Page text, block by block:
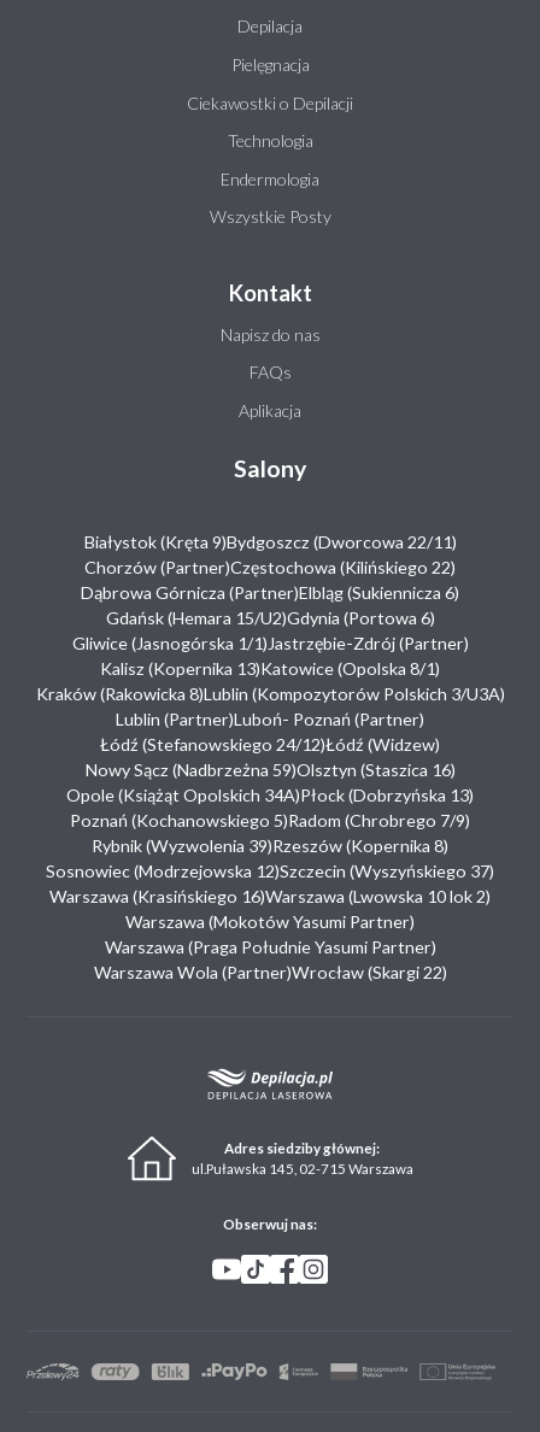
Depilacja
Pielęgnacja
Ciekawostki o Depilacji
Technologia
Endermologia
Wszystkie Posty
Kontakt
Napisz do nas
FAQs
Aplikacja
Salony
Białystok (Kręta 9)Bydgoszcz (Dworcowa 22/11)
Chorzów (Partner)Częstochowa (Kilińskiego 22)
Dąbrowa Górnicza (Partner)Elbląg (Sukiennicza 6)
Gdańsk (Hemara 15/U2)Gdynia (Portowa 6)
Gliwice (Jasnogórska 1/1)Jastrzębie-Zdrój (Partner)
Kalisz (Kopernika 13)Katowice (Opolska 8/1)
Kraków (Rakowicka 8)Lublin (Kompozytorów Polskich 3/U3A)
Lublin (Partner)Luboń- Poznań (Partner)
Łódź (Stefanowskiego 24/12)Łódź (Widzew)
Nowy Sącz (Nadbrzeżna 59)Olsztyn (Staszica 16)
Opole (Książąt Opolskich 34A)Płock (Dobrzyńska 13)
Poznań (Kochanowskiego 5)Radom (Chrobrego 7/9)
Rybnik (Wyzwolenia 39)Rzeszów (Kopernika 8)
Sosnowiec (Modrzejowska 12)Szczecin (Wyszyńskiego 37)
Warszawa (Krasińskiego 16)Warszawa (Lwowska 10 lok 2)
Warszawa (Mokotów Yasumi Partner)
Warszawa (Praga Południe Yasumi Partner)
Warszawa Wola (Partner)Wrocław (Skargi 22)
Adres siedziby głównej:
ul.Puławska 145, 02-715 Warszawa
Obserwuj nas: